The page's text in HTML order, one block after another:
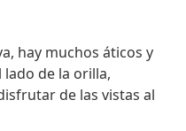
de la orilla,
de las vistas al